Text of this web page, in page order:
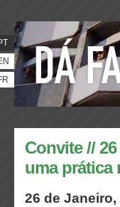
Convite //
uma prática
26 de